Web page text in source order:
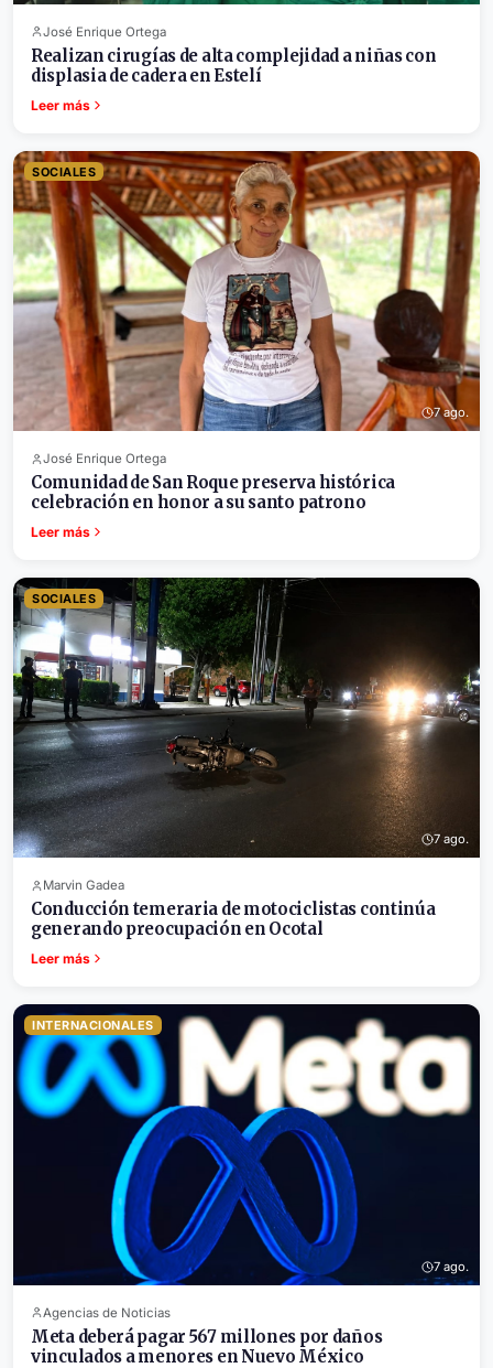
José Enrique Ortega
Realizan cirugías de alta complejidad a niñas con
displasia de cadera en Estelí
Leer más
SOCIALES
7 ago.
José Enrique Ortega
Comunidad de San Roque preserva histórica
celebración en honor a su santo patrono
Leer más
SOCIALES
7 ago.
Marvin Gadea
Conducción temeraria de motociclistas continúa
generando preocupación en Ocotal
Leer más
INTERNACIONALES
7 ago.
Agencias de Noticias
Meta deberá pagar 567 millones por daños
vinculados a menores en Nuevo México